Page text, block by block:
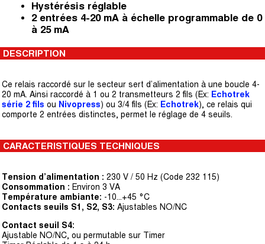
Hystérésis réglable
2 entrées 4-20 mA à échelle programmable de 0
à 25 mA
DESCRIPTION
Ce relais raccordé sur le secteur sert d’alimentation à une boucle 4-
20 mA. Ainsi raccordé à 1 ou 2 transmetteurs 2 fils (Ex: Echotrek
série 2 fils ou Nivopress) ou 3/4 fils (Ex: Echotrek), ce relais qui
comporte 2 entrées distinctes, permet le réglage de 4 seuils.
CARACTERISTIQUES TECHNIQUES
Tension d’alimentation : 230 V / 50 Hz (Code 232 115)
Consommation : Environ 3 VA
Température ambiante: -10...+45 °C
Contacts seuils S1, S2, S3: Ajustables NO/NC
Contact seuil S4:
Ajustable NO/NC, ou permutable sur Timer